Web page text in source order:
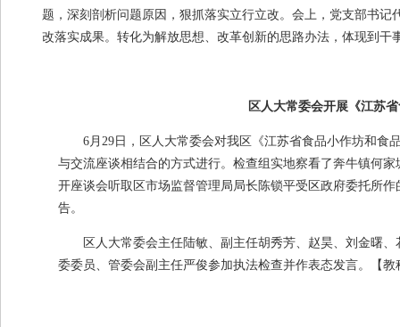
题，深刻剖析问题原因，狠抓落实立行立改。会上，党支部书
改落实成果。转化为解放思想、改革创新的思路办法，体现到
区人大常委会开展《江苏
6月 29 日，区人大常委会对我区《江苏省食品小作坊和食
与交流座谈相结合的方式进行。检查组实地察看了奔牛镇何
开座谈会听取区市场监督管理局局长陈锁平受区政府委托所
告。
区人大常委会主任陆敏、副主任胡秀芳、赵昊、刘金曙
委委员、管委会副主任严俊参加执法检查并作表态发言。
【